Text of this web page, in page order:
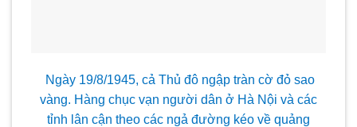
Ngày 19/8/1945, cả Thủ đô ngập tràn cờ đỏ sao
vàng. Hàng chục vạn người dân ở Hà Nội và các
tỉnh lân cận theo các ngả đường kéo về quảng